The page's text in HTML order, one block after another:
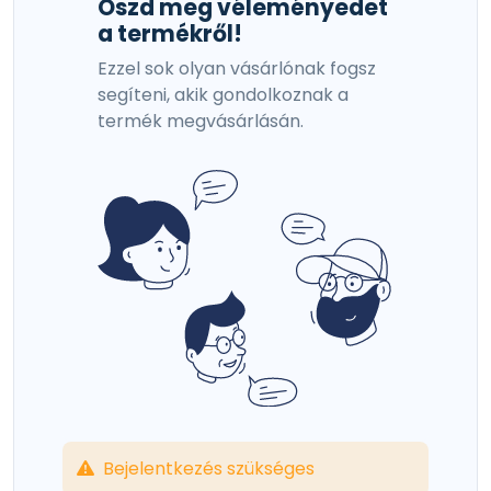
Oszd meg véleményedet
a termékről!
Ezzel sok olyan vásárlónak fogsz
segíteni, akik gondolkoznak a
termék megvásárlásán.
Bejelentkezés szükséges